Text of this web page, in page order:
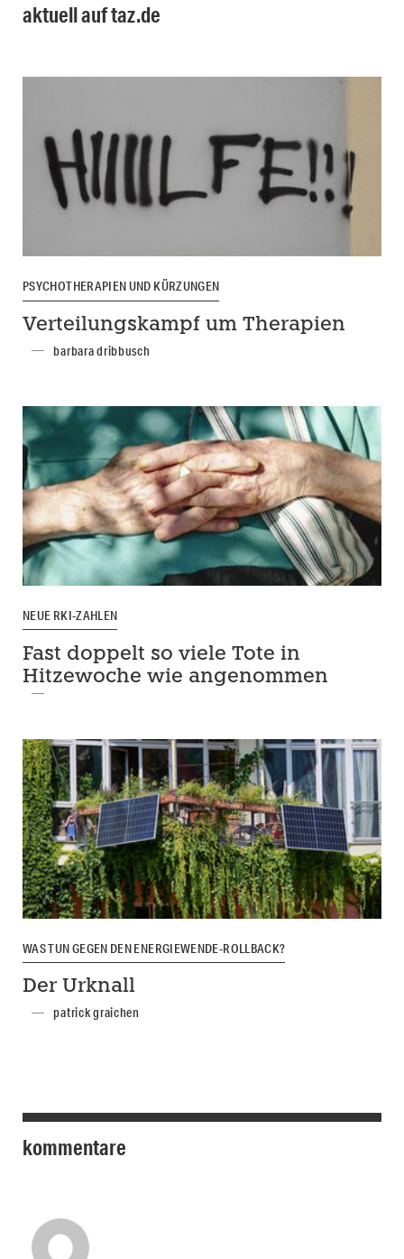
aktuell auf taz.de
PSYCHOTHERAPIEN UND KÜRZUNGEN
Verteilungskampf um Therapien
barbara dribbusch
NEUE RKI-ZAHLEN
Fast doppelt so viele Tote in
Hitzewoche wie angenommen
WAS TUN GEGEN DEN ENERGIEWENDE-ROLLBACK?
Der Urknall
patrick graichen
kommentare